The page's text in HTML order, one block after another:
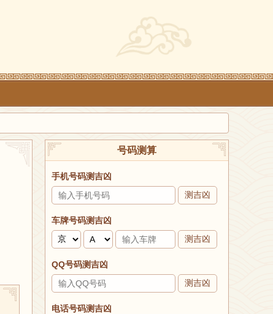
号码测算
手机号码测吉凶
测吉凶
车牌号码测吉凶
测吉凶
QQ号码测吉凶
测吉凶
电话号码测吉凶